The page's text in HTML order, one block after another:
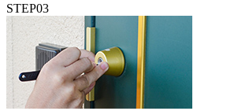
STEP03